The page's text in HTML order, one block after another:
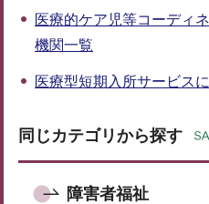
医療的ケア児等コーディ
機関一覧
医療型短期入所サービス
同じカテゴリから探す
障害者福祉